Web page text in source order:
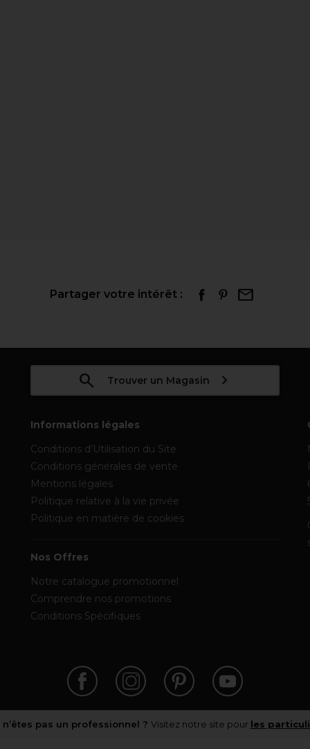
Partager votre intérêt :
Trouver un Magasin
Informations légales
Conditions d’Utilisation du Site
Conditions générales de vente
Mentions légales
Politique relative à la vie privée
Politique en matière de cookies
Nos Offres
Notre catalogue promotionnel
Comprendre nos promotions
Conditions Spécifiques
n’êtes pas un professionnel ? Visitez notre site pour les